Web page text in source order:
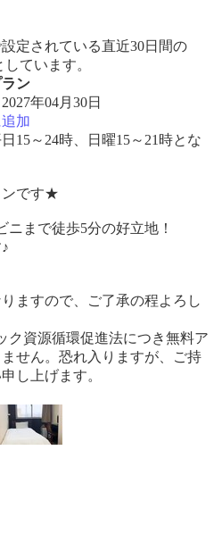
定されている直近30日間の
ています。
ン
年04月30日
加
15～24時、日曜15～21時とな
ンです★
まで徒歩5分の好立地！
ますので、ご了承の程よろし
ク資源循環促進法につき無料ア
せん。恐れ入りますが、ご持
し上げます。